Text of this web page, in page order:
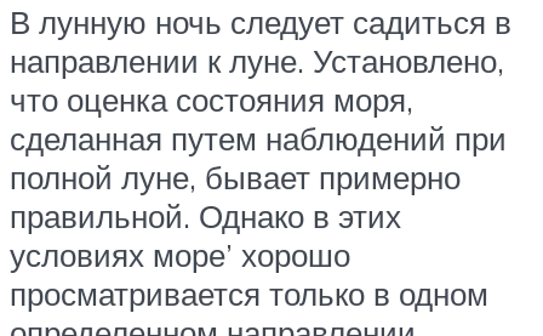
В лунную ночь следует садиться в
направлении к луне. Установлено,
что оценка состояния моря,
сделанная путем наблюдений при
полной луне, бывает примерно
правильной. Однако в этих
условиях море’ хорошо
просматривается только в одном